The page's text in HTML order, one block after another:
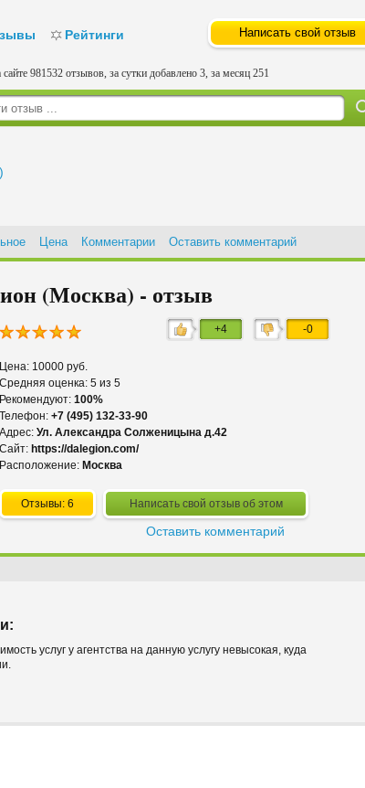
Рейтинги Написать свой отзыв
981532 отзывов, за сутки добавлено 3, за месяц 251
Цена Комментарии Оставить комментарий
(Москва) - отзыв
+4 -0
Цена: 10000 руб.
Средняя оценка: 5 из 5
Рекомендуют: 100%
Телефон: +7 (495) 132-33-90
Адрес: Ул. Александра Солженицына д.42
Сайт: https://dalegion.com/
Расположение: Москва
Отзывы: 6 Написать свой отзыв об этом
Оставить комментарий
услуг у агентства на данную услугу невысокая, куда